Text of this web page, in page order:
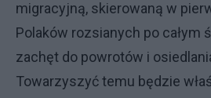
migracyjną, skierowaną w
Polaków rozsianych po całym
zachęt do powrotów i
Towarzyszyć temu będzie